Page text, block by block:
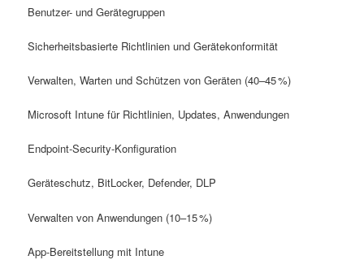
Benutzer- und Gerätegruppen
Sicherheitsbasierte Richtlinien und Gerätekonformität
Verwalten, Warten und Schützen von Geräten (40–45 %)
Microsoft Intune für Richtlinien, Updates, Anwendungen
Endpoint-Security-Konfiguration
Geräteschutz, BitLocker, Defender, DLP
Verwalten von Anwendungen (10–15 %)
App-Bereitstellung mit Intune